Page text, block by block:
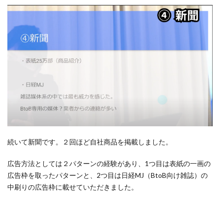
続いて新聞です。２回ほど自社商品を掲載しました。
広告方法としては２パターンの経験があり、1つ目は表紙の一画の
広告枠を取ったパターンと、2つ目は日経MJ（BtoB向け雑誌）の
中刷りの広告枠に載せていただきました。